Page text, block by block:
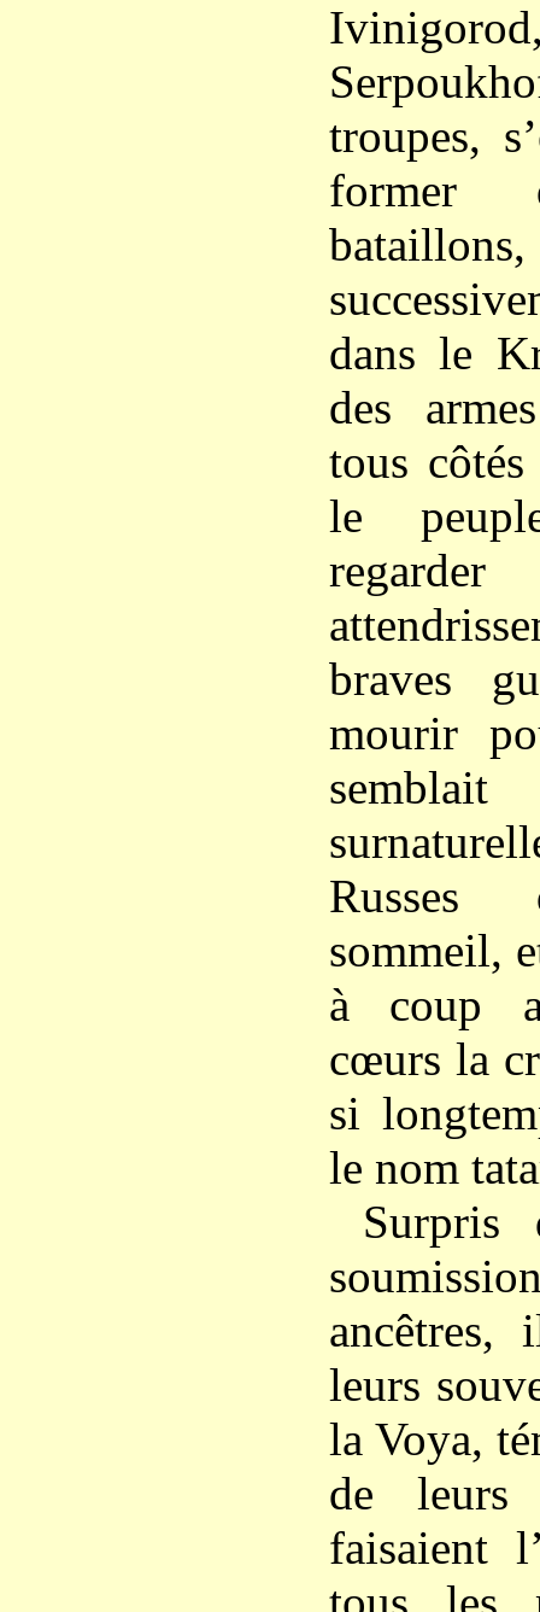
troupes,
former
dans le
des
tous
le
braves
mourir
Russes
sommeil,
à coup
cœurs la
si
le nom
Surpris
ancêtres,
leurs
la Voya,
de
faisaient